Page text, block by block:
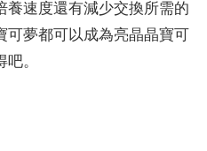
速度還有減少交換所需的
可夢都可以成為亮晶晶寶可
。